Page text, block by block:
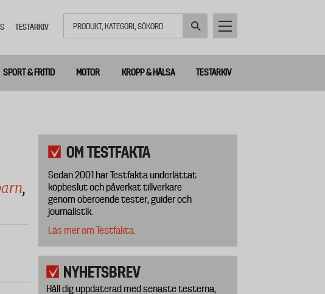
TESTARKIV
SPORT & FRITID MOTOR KROPP & HÄLSA TESTARKIV
,
OM TESTFAKTA
Sedan 2001 har Testfakta underlättat
köpbeslut och påverkat tillverkare
genom oberoende tester, guider och
journalistik.
Läs mer om Testfakta.
NYHETSBREV
Håll dig uppdaterad med senaste testerna,